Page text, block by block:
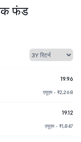
फंड
19.96
एयूएम - ₹2,268
19.12
एयूएम - ₹1,847